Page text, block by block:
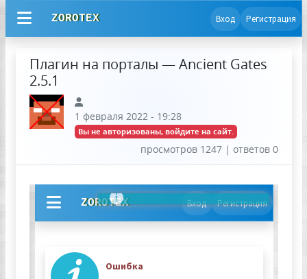
ZOROTEX Вход Регистрация
Плагин на порталы — Ancient Gates
2.5.1
1 февраля 2022 - 19:28
Вы не авторизованы, войдите на сайт.
просмотров 1247 | ответов 0